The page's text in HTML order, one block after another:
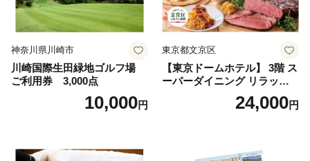
神奈川県川崎市
川崎国際生田緑地ゴルフ場
ご利用券 3,000点
10,000円
東京都文京区
【東京ドームホテル】 3階 ス
ーパーダイニング リラッサ
ランチブッフェ お食事券 大
人1名様分 関東 東京 ご利用
24,000円